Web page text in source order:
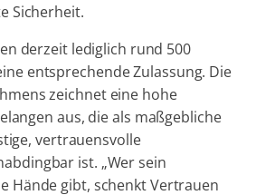
Sicherheit.
derzeit lediglich rund 500
entsprechende Zulassung. Die
zeichnet eine hohe
aus, die als maßgebliche
vertrauensvolle
ist. „Wer sein
Hände gibt, schenkt Vertrauen